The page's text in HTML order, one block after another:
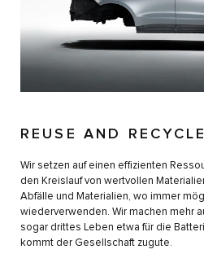
REUSE AND RECYCLE
Wir setzen auf einen effizienten
den Kreislauf von wertvollen
Abfälle und Materialien, wo immer
wiederverwenden. Wir machen mehr
sogar drittes Leben etwa für die
kommt der Gesellschaft zugute.